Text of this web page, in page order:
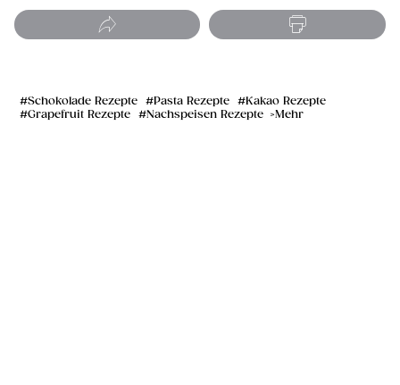
Schokolade Rezepte Pasta Rezepte
Kakao Rezepte
Grapefruit Rezepte
Nachspeisen Rezepte Mehr